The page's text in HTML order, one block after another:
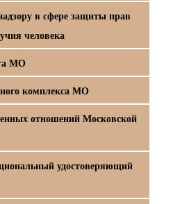
в сфере защиты прав
человека
МО
комплекса МО
отношений Московской
удостоверяющий